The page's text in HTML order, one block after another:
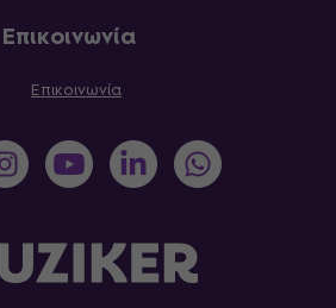
Επικοινωνία
Επικοινωνία